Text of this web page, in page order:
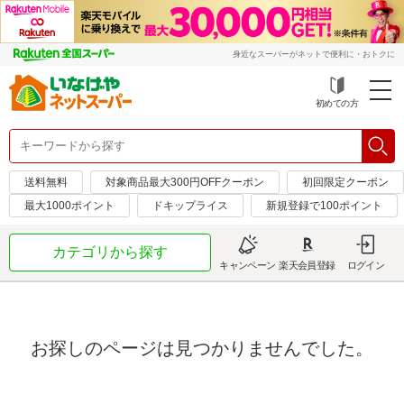
身近なスーパーがネットで便利に・おトクに
初めての方
送料無料 対象商品最大300円OFFクーポン
初回限定クーポン
最大1000ポイント
ドキップライス 新規登録で100ポイント
カテゴリから探す
キャンペーン 楽天会員登録 ログイン
お探しのページは見つかりませんでした。